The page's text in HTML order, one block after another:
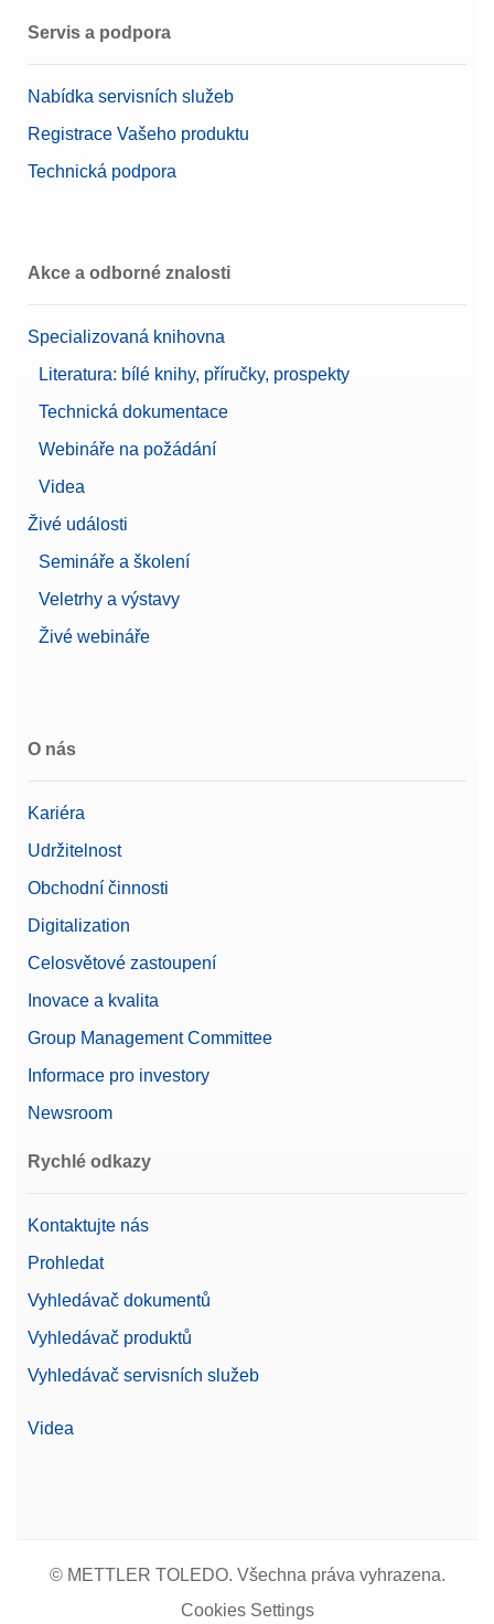
Servis a podpora
Nabídka servisních služeb
Registrace Vašeho produktu
Technická podpora
Akce a odborné znalosti
Specializovaná knihovna
Literatura: bílé knihy, příručky, prospekty
Technická dokumentace
Webináře na požádání
Videa
Živé události
Semináře a školení
Veletrhy a výstavy
Živé webináře
O nás
Kariéra
Udržitelnost
Obchodní činnosti
Digitalization
Celosvětové zastoupení
Inovace a kvalita
Group Management Committee
Informace pro investory
Newsroom
Rychlé odkazy
Kontaktujte nás
Prohledat
Vyhledávač dokumentů
Vyhledávač produktů
Vyhledávač servisních služeb
Videa
© METTLER TOLEDO. Všechna práva vyhrazena.
Cookies Settings